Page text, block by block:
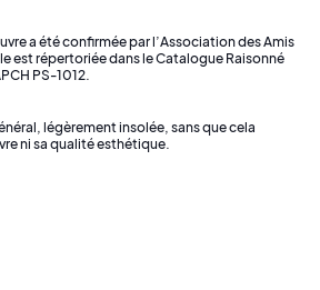
a été confirmée par l’Association des Amis
est répertoriée dans le Catalogue Raisonné
PS-1012.
légèrement insolée, sans que cela
ni sa qualité esthétique.